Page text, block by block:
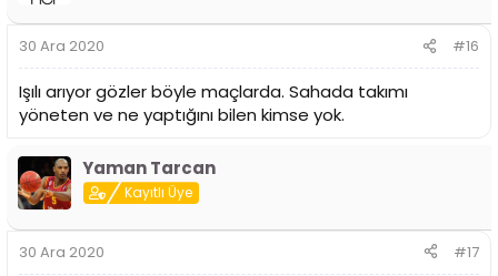
:
30 Ara 2020 #16
Işılı arıyor gözler böyle maçlarda. Sahada takımı
yöneten ve ne yaptığını bilen kimse yok.
Yaman Tarcan
Kayıtlı Üye
30 Ara 2020 #17